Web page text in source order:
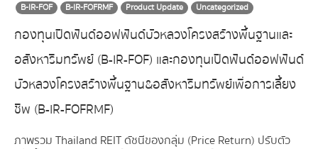
B-IR-FOF B-IR-FOFRMF Product Update Uncategorized
กองทุนเปิดฟันด์ออฟฟันด์บัวหลวงโครงสร้างพื้นฐานและ
อสังหาริมทรัพย์ (B-IR-FOF) และกองทุนเปิดฟันด์ออฟฟันด์
บัวหลวงโครงสร้างพื้นฐาน&อสังหาริมทรัพย์เพื่อการเลี้ยง
ชีพ (B-IR-FOFRMF)
ภาพรวม Thailand REIT ดัชนีของกลุ่ม (Price Return) ปรับตัว